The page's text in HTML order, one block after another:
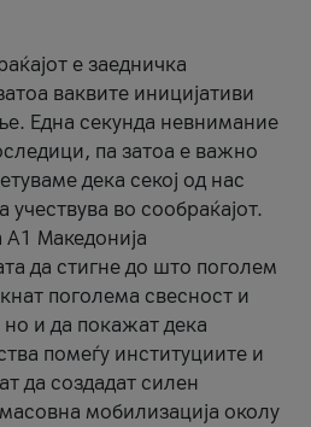
е заедничка
ваквите иницијативи
Една секунда невнимание
па затоа е важно
дека секој од нас
учествува во сообраќајот.
Македонија
да стигне до што поголем
поголема свесност и
и да покажат дека
помеѓу институциите и
да создадат силен
мобилизација околу